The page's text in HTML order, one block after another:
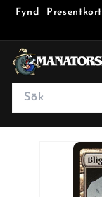
Fynd Presentkort
M
a
a
t
Search